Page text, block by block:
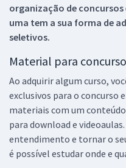
organização de
uma tem a sua forma de
seletivos.
Material para concurso
Ao adquirir algum curso,
exclusivos para o concurso
materiais com um
para download e
entendimento e tornar o
é possível estudar onde e